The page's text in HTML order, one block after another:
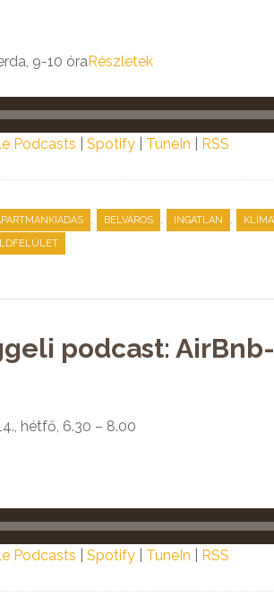
9-10 óraRészletek
Podcasts Spotify TuneIn RSS
, BELVÁROS , INGATLAN ,
podcast:
hétfő, 6.30 – 8.00
Podcasts Spotify TuneIn RSS